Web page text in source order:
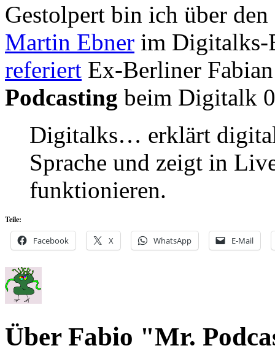
Gestolpert bin ich über
Martin Ebner im Digitalks-
referiert Ex-Berliner
Podcasting beim Digitalk
Digitalks… erklärt
Sprache und zeigt in
funktionieren.
Teile:
Facebook X WhatsApp E-Mail
Über Fabio "Mr.